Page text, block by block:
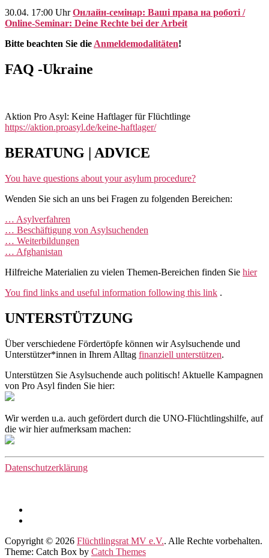
30.04. 17:00 UhrОнлайн-семінар: Ваші права на роботі /
Online-Seminar: Deine Rechte bei der Arbeit
Bitte beachten Sie die Anmeldemodalitäten!
FAQ -Ukraine
Aktion Pro Asyl: Keine Haftlager für Flüchtlinge
https://aktion.proasyl.de/keine-haftlager/
BERATUNG | ADVICE
You have questions about your asylum procedure?
Wenden Sie sich an uns bei Fragen zu folgenden Bereichen:
… Asylverfahren
… Beschäftigung von Asylsuchenden
… Weiterbildungen
… Afghanistan
Hilfreiche Materialien zu vielen Themen-Bereichen finden Sie hier
You find links and useful information following this link .
UNTERSTÜTZUNG
Über verschiedene Fördertöpfe können wir Asylsuchende und
Unterstützer*innen in Ihrem Alltag finanziell unterstützen.
Unterstützen Sie Asylsuchende auch politisch! Aktuelle Kampagnen
von Pro Asyl finden Sie hier:
Wir werden u.a. auch gefördert durch die UNO-Flüchtlingshilfe, auf
die wir hier aufmerksam machen:
Datenschutzerklärung
Copyright © 2026 Flüchtlingsrat MV e.V.. Alle Rechte vorbehalten.
Theme: Catch Box by Catch Themes